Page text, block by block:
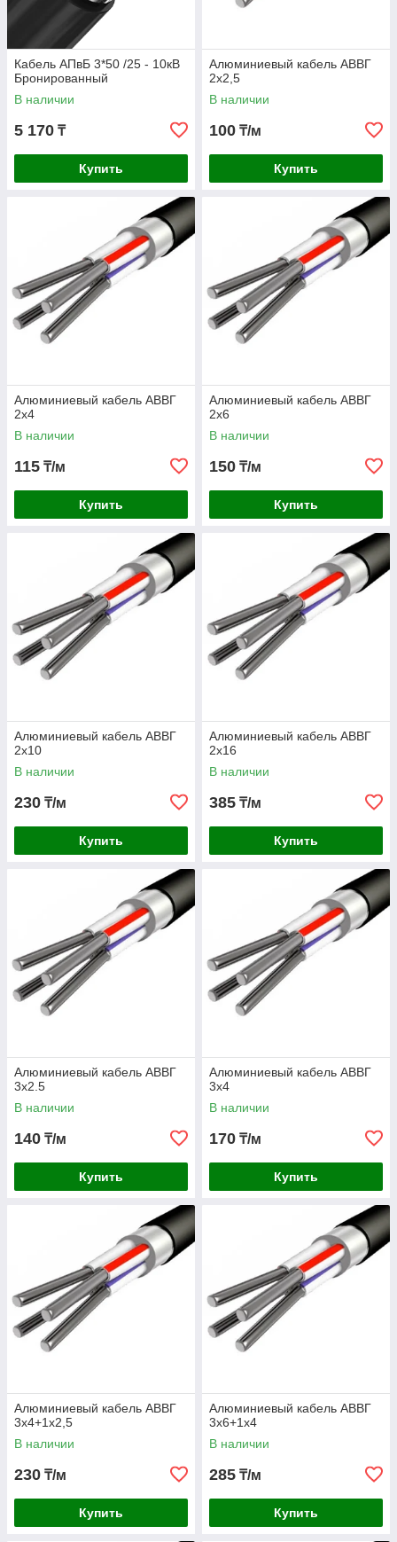
Кабель АПвБ 3*50 /25 - 10кВ
Бронированный
В наличии
5 170 ₸
Купить
Алюминиевый кабель АВВГ
2х2,5
В наличии
100 ₸/м
Купить
Алюминиевый кабель АВВГ
2х4
В наличии
115 ₸/м
Купить
Алюминиевый кабель АВВГ
2х6
В наличии
150 ₸/м
Купить
Алюминиевый кабель АВВГ
2х10
В наличии
230 ₸/м
Купить
Алюминиевый кабель АВВГ
2х16
В наличии
385 ₸/м
Купить
Алюминиевый кабель АВВГ
3х2.5
В наличии
140 ₸/м
Купить
Алюминиевый кабель АВВГ
3х4
В наличии
170 ₸/м
Купить
Алюминиевый кабель АВВГ
3х4+1х2,5
В наличии
230 ₸/м
Купить
Алюминиевый кабель АВВГ
3х6+1х4
В наличии
285 ₸/м
Купить